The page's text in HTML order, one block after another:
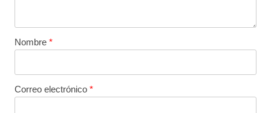
Nombre *
Correo electrónico *